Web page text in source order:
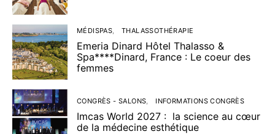
MÉDISPAS THALASSOTHÉRAPIE
Emeria Dinard Hôtel Thalasso &
Spa****Dinard, France : Le coeur des
femmes
CONGRÈS - SALONS INFORMATIONS CONGRÈS
Imcas World 2027 : la science au cœur
de la médecine esthétique